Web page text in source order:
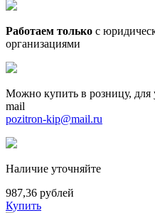
Работаем только с
организациями
Можно купить в розницу,
mail
pozitron-kip@mail.ru
Наличие уточняйте
987,36 рублей
Купить